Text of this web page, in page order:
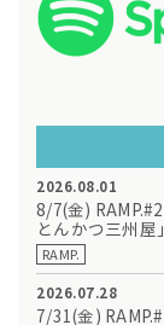
2026.08.01
8/7(金)
とんかつ三州屋」
RAMP.
2026.07.28
7/31(金)